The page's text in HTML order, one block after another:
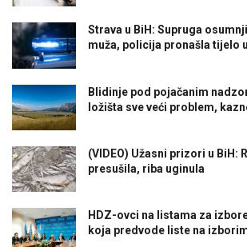
Strava u BiH: Supruga
muža, policija pronašla tijelo
Blidinje pod pojačanim
ložišta sve veći problem,
(VIDEO) Užasni prizori u BiH:
presušila, riba uginula
HDZ-ovci na listama za
koja predvode liste na